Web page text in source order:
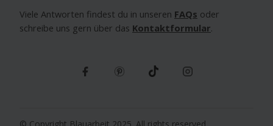
Viele Antworten findest du in unseren FAQs oder
schreibe uns gern über das Kontaktformular.